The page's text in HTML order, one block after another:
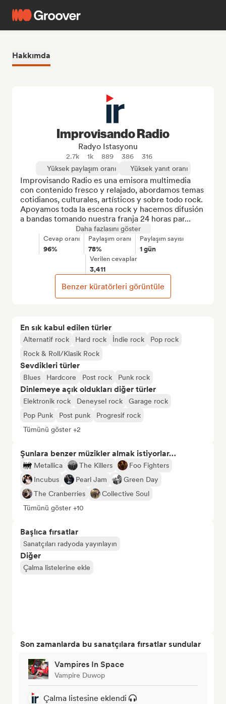
Hakkımda
En sık kabul edilen türler
Alternatif rock Hard rock İndie rock
Pop rock
Rock & Roll/Klasik Rock
Sevdikleri türler
Blues Hardcore Post rock Punk rock
Dinlemeye açık oldukları diğer türler
Elektronik rock Deneysel rock
Garage rock
Pop Punk
Post punk
Progresif rock
Tümünü göster +2
Şunlara benzer müzikler almak istiyorlar…
Metallica The Killers
Foo Fighters
Incubus
Pearl Jam
Green Day
The Cranberries
Collective Soul
Tümünü göster +10
Başlıca fırsatlar
Sanatçıları radyoda yayınlayın
Diğer
Çalma listelerine ekle
Son zamanlarda bu sanatçılara fırsatlar sundular
Vampires In Space
Vampire Duwop
Çalma listesine eklendi
Improvisando Radio
Radyo Istasyonu
2.7k 1k 889 386
316
Yüksek paylaşım oranı
Yüksek yanıt oranı
Improvisando Radio es una emisora multimedia
con contenido fresco y relajado, abordamos temas
cotidianos, culturales, artísticos y sobre todo rock.
Apoyamos toda la escena rock y hacemos difusión
a bandas tomando nuestra franja 24 horas par...
Daha fazlasını göster
Cevap oranı
96%
Paylaşım oranı
78%
Paylaşım sayısı
1 gün
Verilen cevaplar
3,411
Benzer küratörleri görüntüle